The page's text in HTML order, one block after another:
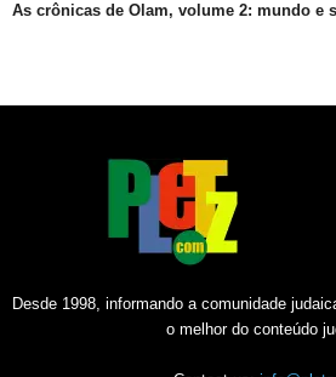
As crônicas de Olam, volume 2: mundo e
Desde 1998, informando a comunidade
o melhor do conteúdo